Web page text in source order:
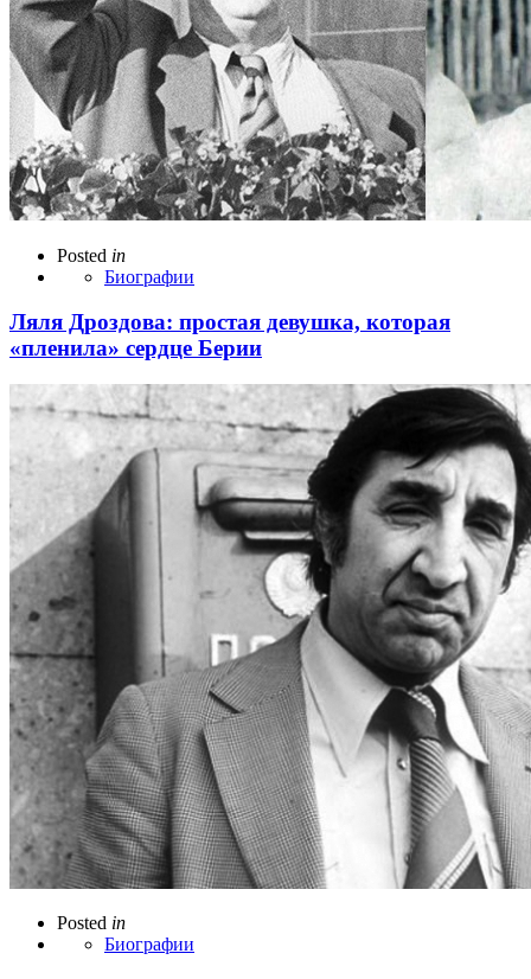
Posted in
Биографии
Ляля Дроздова: простая девушка, которая
«пленила» сердце Берии
Posted in
Биографии